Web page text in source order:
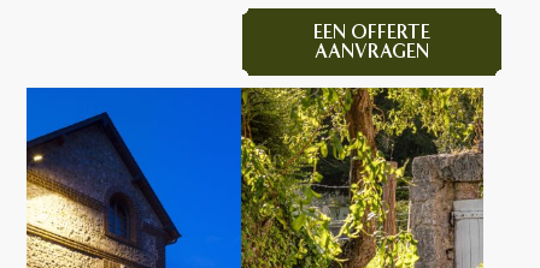
EEN OFFERTE
AANVRAGEN